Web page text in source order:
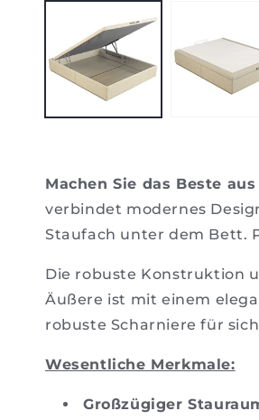
öffnen
Machen Sie das Beste
verbindet modernes
Staufach unter dem Bett.
Die robuste Konstruktion
Äußere ist mit einem
robuste Scharniere für
Wesentliche Merkmale:
Großzügiger